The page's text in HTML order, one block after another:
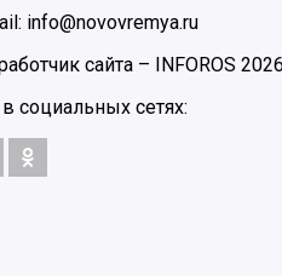
info@novovremya.ru
сайта – INFOROS 2026
социальных сетях: